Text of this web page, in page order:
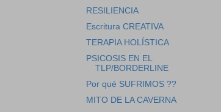
RESILIENCIA
Escritura CREATIVA
TERAPIA HOLÍSTICA
PSICOSIS EN EL
TLP/BORDERLINE
Por qué SUFRIMOS ??
MITO DE LA CAVERNA